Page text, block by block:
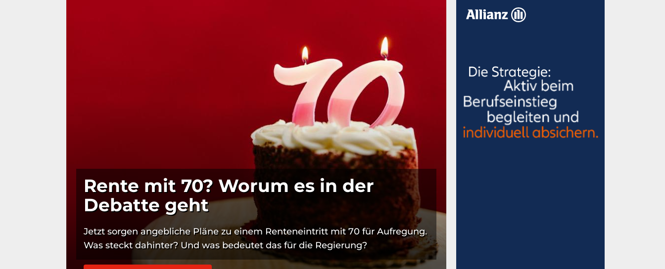
Rente mit 70? Worum es in der
Debatte geht
Jetzt sorgen angebliche Pläne zu einem Renteneintritt mit 70 für Aufregung.
Was steckt dahinter? Und was bedeutet das für die Regierung?